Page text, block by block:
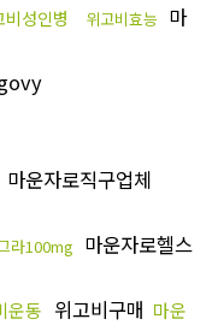
비성인병 위고비효능 마
마운자로직구업체
라100mg 마운자로헬스
운동 위고비구매 마운